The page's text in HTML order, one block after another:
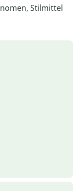
Stilmittel